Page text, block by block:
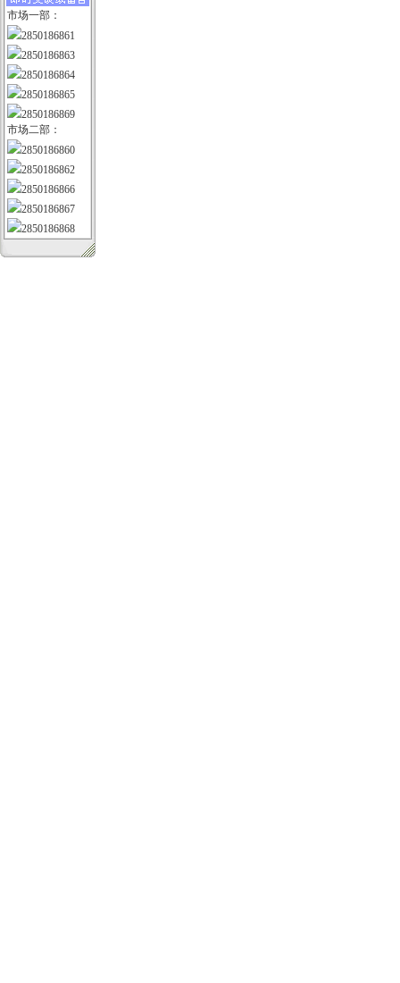
市场一部：
2850186861
2850186863
2850186864
2850186865
2850186869
市场二部：
2850186860
2850186862
2850186866
2850186867
2850186868